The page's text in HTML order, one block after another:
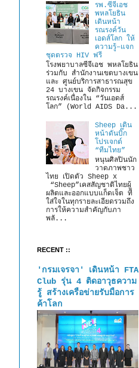
รพ.ซีจีเอช
พหลโยธิน
เดินหน้า
รณรงค์วัน
เอดส์โลก ให้
ความรู้–แจก
ชุดตรวจ HIV ฟรี
โรงพยาบาลซีจีเอช พหลโยธิน
ร่วมกับ สำนักงานเขตบางเขน
และ ศูนย์บริการสาธารณสุข
24 บางเขน จัดกิจกรรม
รณรงค์เนื่องใน “วันเอดส์
โลก” (World AIDS Da...
Sheep เดิน
หน้าดันบิ๊ก
โปรเจกต์
“ทีมไทย”
หนุนศิลปินนัก
วาดภาพชาว
ไทย เปิดตัว Sheep x
“Sheep”เคสสัญชาติไทยผู้
ผลิตและออกแบบแก็ดเจ็ต ที่
ใส่ใจในทุกรายละเอียดรวมถึง
การให้ความสำคัญกับภา
พลั...
RECENT ::
'กรมเจรจา' เดินหน้า FTA
Club รุ่น 4 ติดอาวุธความ
รู้ สร้างเครือข่ายรับมือการ
ค้าโลก